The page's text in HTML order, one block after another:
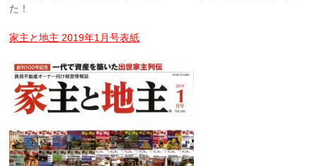
た！
家主と地主 2019年1月号表紙